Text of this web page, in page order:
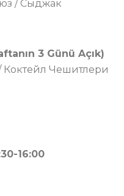
/ Сыджак
3 Günü Açık)
Коктейл Чешитлери
16:00